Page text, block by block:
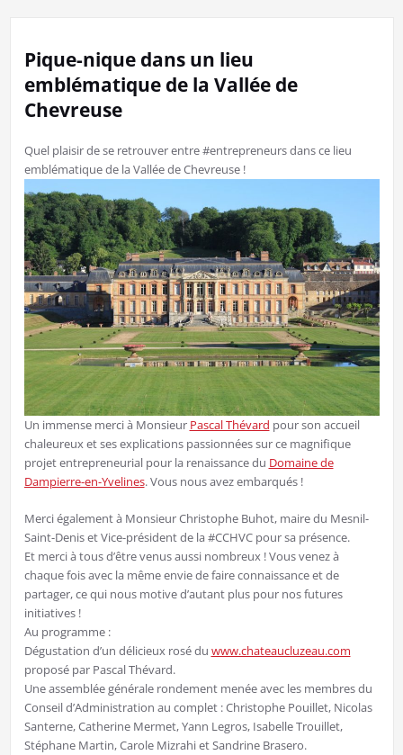
Pique-nique dans un lieu
emblématique de la Vallée de
Chevreuse
Quel plaisir de se retrouver entre #entrepreneurs dans ce lieu
emblématique de la Vallée de Chevreuse !
Un immense merci à Monsieur Pascal Thévard pour son accueil
chaleureux et ses explications passionnées sur ce magnifique
projet entrepreneurial pour la renaissance du Domaine de
Dampierre-en-Yvelines. Vous nous avez embarqués !
Merci également à Monsieur Christophe Buhot, maire du Mesnil-
Saint-Denis et Vice-président de la #CCHVC pour sa présence.
Et merci à tous d’être venus aussi nombreux ! Vous venez à
chaque fois avec la même envie de faire connaissance et de
partager, ce qui nous motive d’autant plus pour nos futures
initiatives !
Au programme :
Dégustation d’un délicieux rosé du www.chateaucluzeau.com
proposé par Pascal Thévard.
Une assemblée générale rondement menée avec les membres du
Conseil d’Administration au complet : Christophe Pouillet, Nicolas
Santerne, Catherine Mermet, Yann Legros, Isabelle Trouillet,
Stéphane Martin, Carole Mizrahi et Sandrine Brasero.